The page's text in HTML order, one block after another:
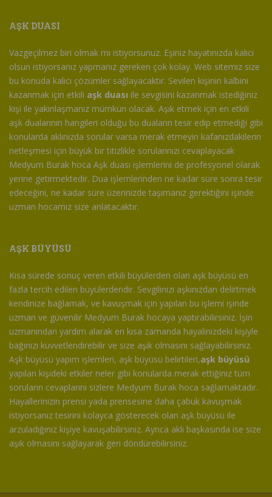
AŞK DUASI
Vazgeçilmez biri olmak mı istiyorsunuz. Eşiniz hayatınızda kalıcı
olsun istiyorsanız yapmanız gereken çok kolay. Web sitemiz size
bu konuda kalıcı çözümler sağlayacaktır. Sevilen kişinin kalbini
kazanmak için etkili aşk duası ile sevgisini kazanmak istediğiniz
kişi ile yakınlaşmanız mümkün olacak. Aşık etmek için en etkili
aşk dualarının hangileri olduğu bu duaların tesir edip etmediği gibi
konularda aklınızda sorular varsa merak etmeyin kafanızdakilerin
netleşmesi için büyük bir titizlikle sorularınızı cevaplayacak
Medyum Burak hoca Aşk duası işlemlerini de profesyonel olarak
yerine getirmektedir. Dua işlemlerinden ne kadar süre sonra tesir
edeceğini, ne kadar süre üzerinizde taşımanız gerektiğini işinde
uzman hocamız size anlatacaktır.
AŞK BÜYÜSÜ
Kısa sürede sonuç veren etkili büyülerden olan aşk büyüsü en
fazla tercih edilen büyülerdendir. Sevgilinizi aşkınızdan delirtmek
kendinize bağlamak, ve kavuşmak için yapılan bu işlemi işinde
uzman ve güvenilir Medyum Burak hocaya yaptırabilirsiniz. İşin
uzmanından yardım alarak en kısa zamanda hayalinizdeki kişiyle
bağınızı kuvvetlendirebilir ve size aşık olmasını sağlayabilirsiniz.
Aşk büyüsü yapım işlemleri, aşk büyüsü belirtileri,aşk büyüsü
yapılan kişideki etkiler neler gibi konularda merak ettiğiniz tüm
soruların cevaplarını sizlere Medyum Burak hoca sağlamaktadır.
Hayallerinizin prensi yada prensesine daha çabuk kavuşmak
istiyorsanız tesirini kolayca gösterecek olan aşk büyüsü ile
arzuladığınız kişiye kavuşabilirsiniz. Ayrıca aklı başkasında ise size
aşık olmasını sağlayarak geri döndürebilirsiniz.